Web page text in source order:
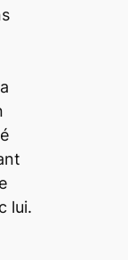
lui.